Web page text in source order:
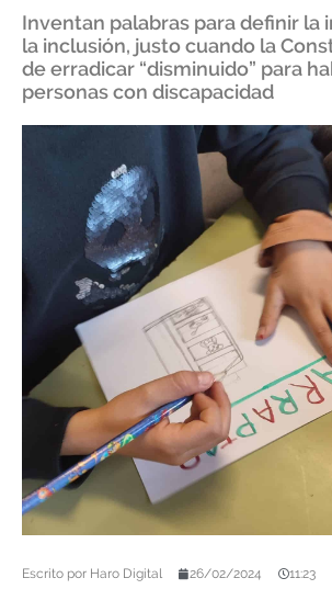
Inventan palabras para definir la
la inclusión, justo cuando la
de erradicar “disminuido” para
personas con discapacidad
Escrito por Haro Digital 26/02/2024 11:23